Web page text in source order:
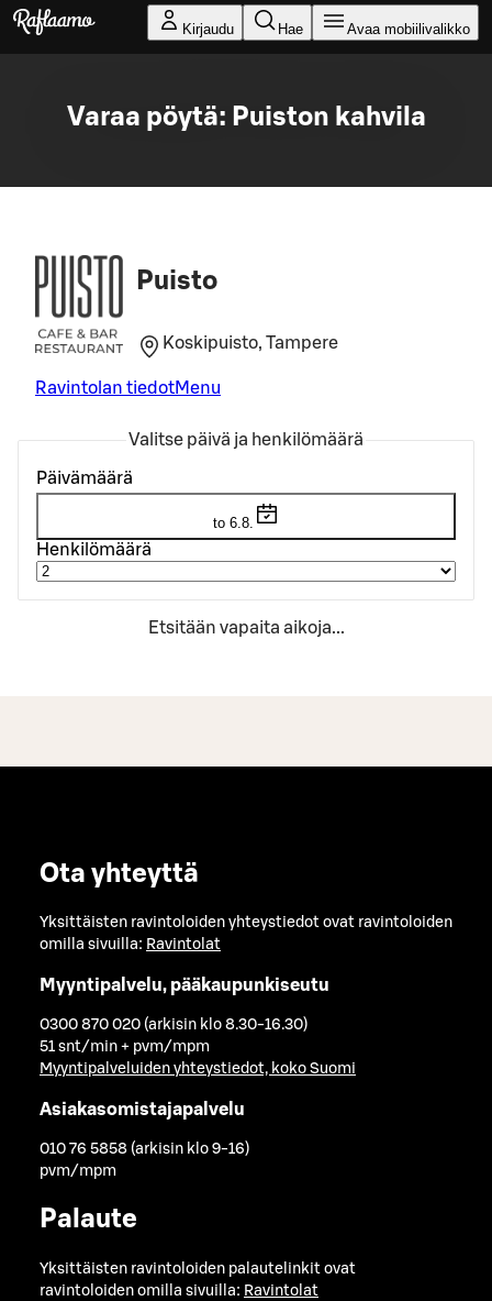
Siirry pääsisältöön
Kirjaudu Hae Avaa mobiilivalikko
Varaa pöytä: Puiston kahvila
Puisto
Koskipuisto, Tampere
Ravintolan tiedotMenu
Valitse päivä ja henkilömäärä
Päivämäärä
to 6.8.
Henkilömäärä
Etsitään vapaita aikoja...
Ota yhteyttä
Yksittäisten ravintoloiden yhteystiedot ovat ravintoloiden
omilla sivuilla: Ravintolat
Myyntipalvelu, pääkaupunkiseutu
0300 870 020 (arkisin klo 8.30-16.30)
51 snt/min + pvm/mpm
Myyntipalveluiden yhteystiedot, koko Suomi
Asiakasomistajapalvelu
010 76 5858 (arkisin klo 9-16)
pvm/mpm
Palaute
Yksittäisten ravintoloiden palautelinkit ovat
ravintoloiden omilla sivuilla: Ravintolat